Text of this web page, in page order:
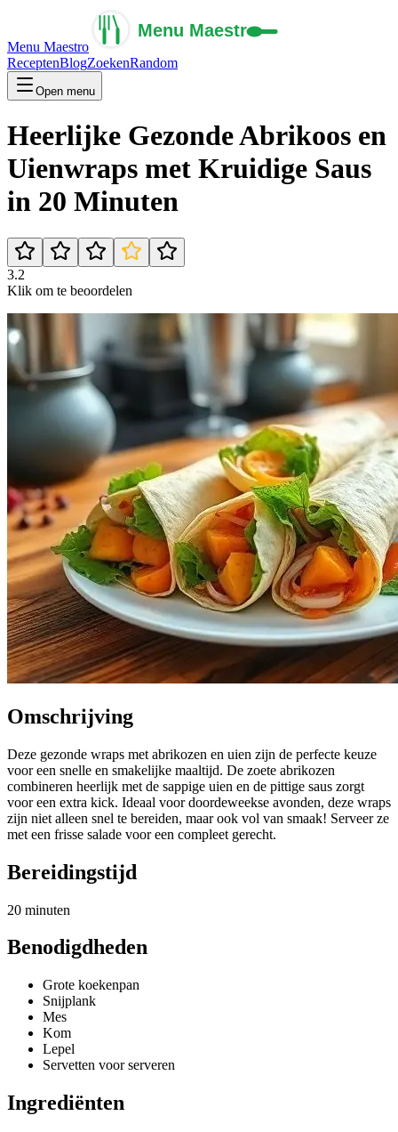
Menu Maestro
ReceptenBlogZoekenRandom
Open menu
Heerlijke Gezonde Abrikoos en
Uienwraps met Kruidige Saus
in 20 Minuten
3.2
Klik om te beoordelen
Omschrijving
Deze gezonde wraps met abrikozen en uien zijn de perfecte keuze
voor een snelle en smakelijke maaltijd. De zoete abrikozen
combineren heerlijk met de sappige uien en de pittige saus zorgt
voor een extra kick. Ideaal voor doordeweekse avonden, deze wraps
zijn niet alleen snel te bereiden, maar ook vol van smaak! Serveer ze
met een frisse salade voor een compleet gerecht.
Bereidingstijd
20 minuten
Benodigdheden
Grote koekenpan
Snijplank
Mes
Kom
Lepel
Servetten voor serveren
Ingrediënten